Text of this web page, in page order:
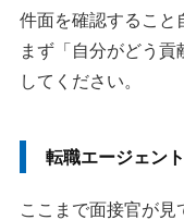
件面を確認すること
まず「自分がどう
してください。
転職エージェン
ここまで面接官が見